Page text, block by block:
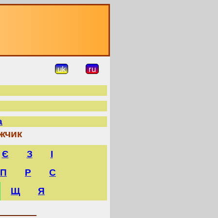
uk ru
Є З
І
П Р
С
Щ Я